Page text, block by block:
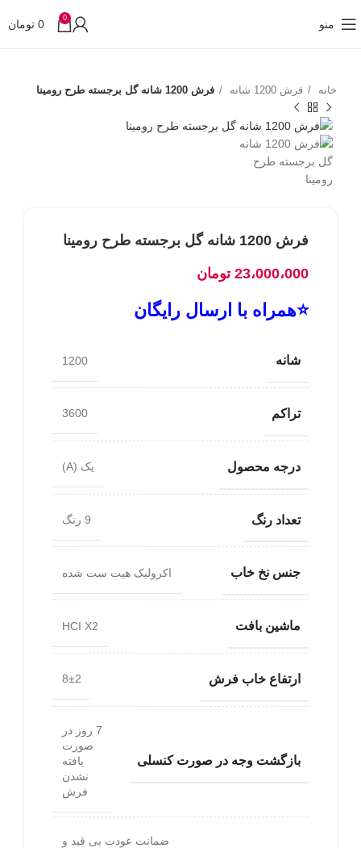
منو 0
0 تومان
خانه فرش 1200 شانه فرش 1200 شانه گل برجسته طرح رومینا
فرش 1200 شانه گل برجسته طرح رومینا
23،000،000 تومان
⭐همراه با ارسال رایگان
شانه 1200
تراکم 3600
درجه محصول یک (A)
تعداد رنگ 9 رنگ
جنس نخ خاب اکرولیک هیت ست شده
ماشین بافت HCI X2
ارتفاع خاب فرش 8±2
بازگشت وجه در صورت کنسلی
7 روز در
صورت
بافته
نشدن
فرش
ضمانت عودت بی قید و